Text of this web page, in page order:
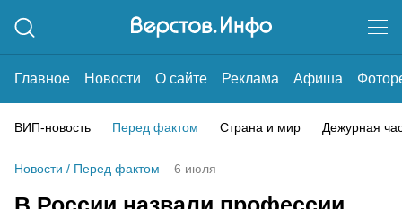
Главное Новости О сайте Реклама Афиша
ВИП-новость Перед фактом Страна и мир Дежурная
Новости / Перед фактом 6 июля